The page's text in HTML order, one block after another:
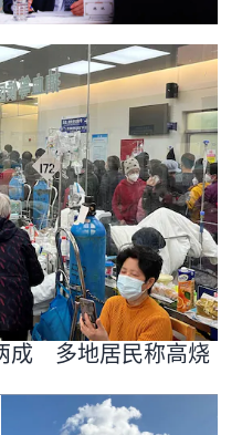
成 多地居民称高烧